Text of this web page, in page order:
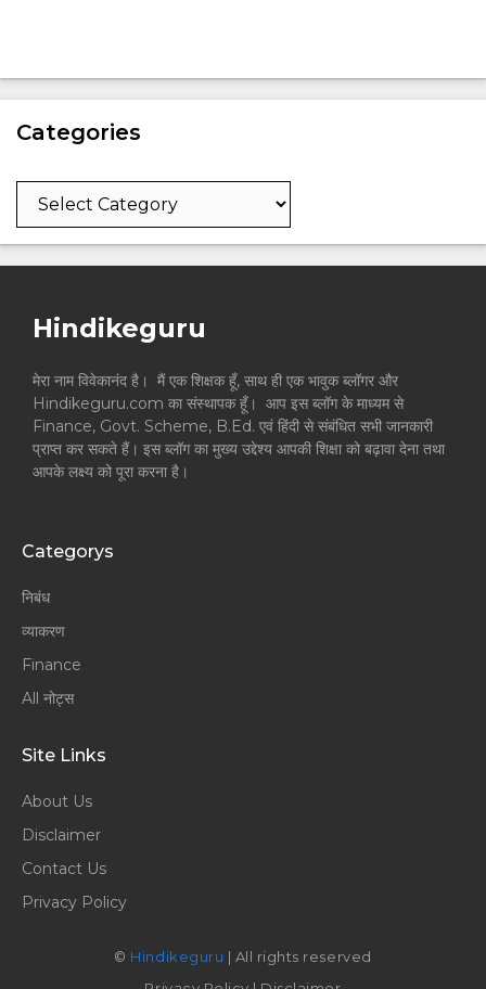
Categories
Categories
Hindikeguru
मेरा नाम विवेकानंद है। मैं एक शिक्षक हूँ, साथ ही एक भावुक ब्लॉगर और
Hindikeguru.com का संस्थापक हूँ। आप इस ब्लॉग के माध्यम से
Finance, Govt. Scheme, B.Ed. एवं हिंदी से संबंधित सभी जानकारी
प्राप्त कर सकते हैं। इस ब्लॉग का मुख्य उद्देश्य आपकी शिक्षा को बढ़ावा देना तथा
आपके लक्ष्य को पूरा करना है।
Categorys
निबंध
व्याकरण
Finance
All नोट्स
Site Links
About Us
Disclaimer
Contact Us
Privacy Policy
© Hindikeguru | All rights reserved